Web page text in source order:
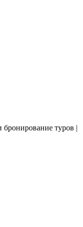
туров |